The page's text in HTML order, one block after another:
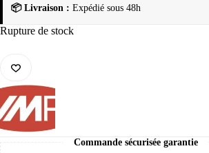
📦 Livraison : Expédié sous 48h
Rupture de stock
Commande sécurisée garantie